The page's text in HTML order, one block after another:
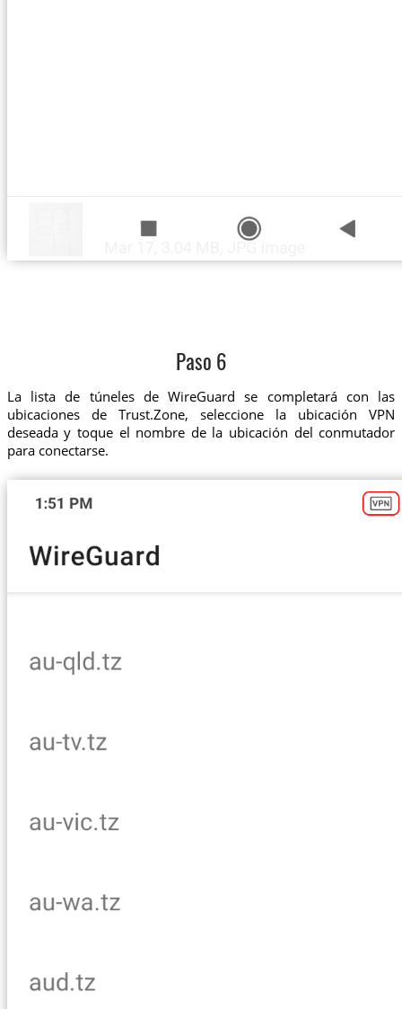
Paso 6
La lista de túneles de WireGuard se completará con las
ubicaciones de Trust.Zone, seleccione la ubicación VPN
deseada y toque el nombre de la ubicación del conmutador
para conectarse.